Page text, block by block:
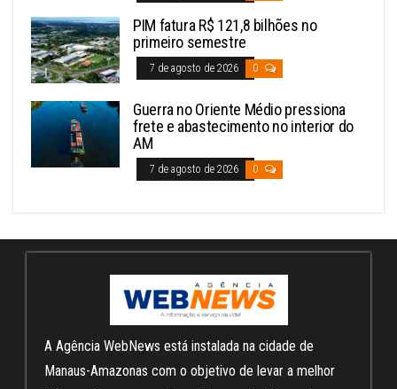
PIM fatura R$ 121,8 bilhões no
primeiro semestre
7 de agosto de 2026 0
Guerra no Oriente Médio pressiona
frete e abastecimento no interior do
AM
7 de agosto de 2026 0
A Agência WebNews está instalada na cidade de
Manaus-Amazonas com o objetivo de levar a melhor